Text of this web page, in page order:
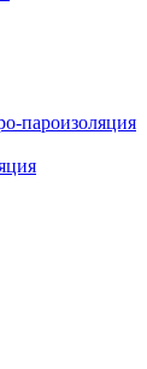
пароизоляция